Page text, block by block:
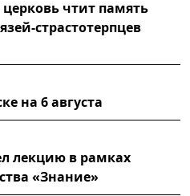
церковь чтит память
страстотерпцев
на 6 августа
лекцию в рамках
«Знание»